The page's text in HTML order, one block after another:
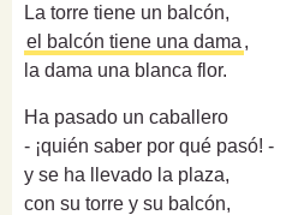
La torre tiene un balcón,
el balcón tiene una dama ,
la dama una blanca flor.
Ha pasado un caballero
- ¡quién saber por qué pasó! -
y se ha llevado la plaza,
con su torre y su balcón,